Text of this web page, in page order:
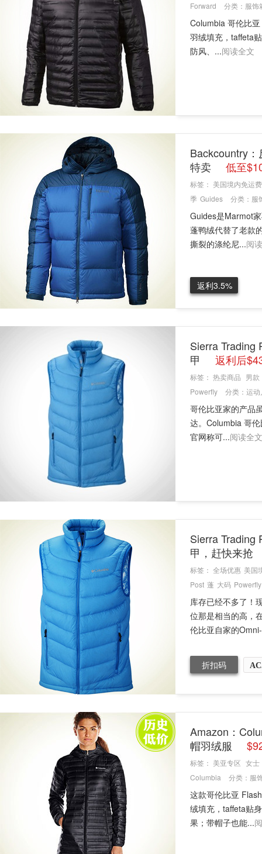
Forward
分类： 服饰
Columbia 哥伦比
羽绒填充，taffeta
防风、...阅读全文
Backcountry
特卖
低至
标签： 美国境内免运费
季 Guides 分类： 服
Guides是Marmot
蓬鸭绒代替了老款
撕裂的涤纶尼...阅
返利3.5%
Sierra Trading
甲
返利后
标签： 热卖商品 男款
Powerfly
分类： 运动
哥伦比亚家的产品
达。Columbia 哥
官网称可...阅读全文
Sierra Trading
甲，赶快来抢
标签： 全场优惠 美国
Post 蓬 大码 Powerfly
库存已经不多了！
位那是相当的高，
伦比亚自家的
折扣码
Amazon：
帽羽绒服
标签： 美亚专区 女士
Columbia
分类： 服
这款哥伦比亚
绒填充，taffeta贴
果；带帽子也能...